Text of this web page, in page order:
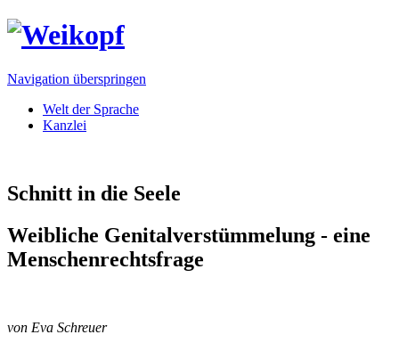
Navigation überspringen
Welt der Sprache
Kanzlei
Schnitt in die Seele
Weibliche Genitalverstümmelung - eine
Menschenrechtsfrage
von Eva Schreuer